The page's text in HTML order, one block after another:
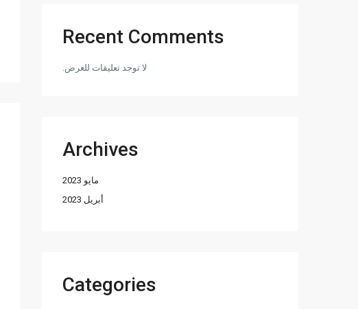
Recent Comments
لا توجد تعليقات للعرض.
Archives
مايو 2023
أبريل 2023
Categories